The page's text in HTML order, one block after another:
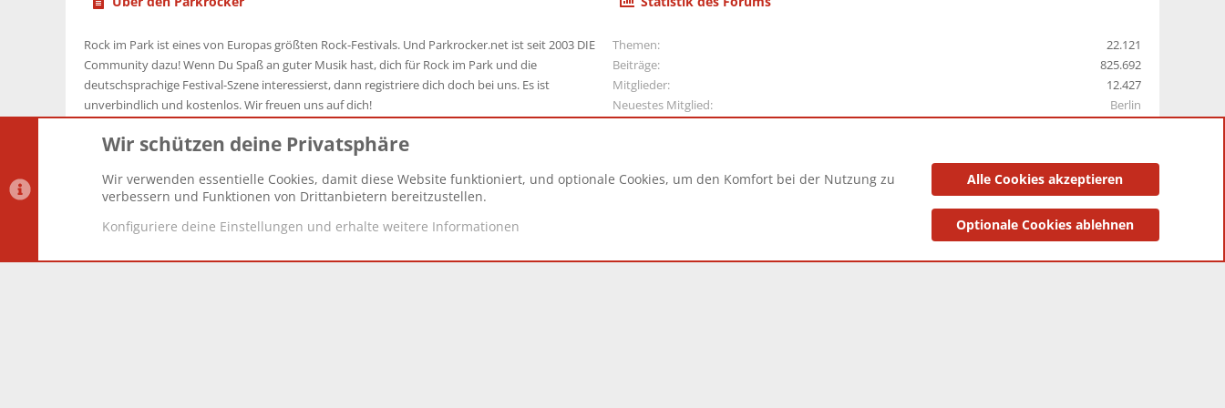
Rock im Park ist eines von Europas größten Rock-Festivals. Und Parkrocker.net ist seit 2003 DIE
Community dazu! Wenn Du Spaß an guter Musik hast, dich für Rock im Park und die
deutschsprachige Festival-Szene interessierst, dann registriere dich doch bei uns. Es ist
unverbindlich und kostenlos. Wir freuen uns auf dich!
Themen
22.121
Beiträge
825.692
Mitglieder
12.427
Neuestes Mitglied
Berlin
Datenschutz-Einstellungen PR Light Deutsch [Du] Datenschutzerklärung Impressum
Wir schützen deine Privatsphäre
Wir verwenden essentielle Cookies, damit diese Website funktioniert, und optionale Cookies, um den Komfort bei der Nutzung zu
verbessern und Funktionen von Drittanbietern bereitzustellen.
Konfiguriere deine Einstellungen und erhalte weitere Informationen
Alle Cookies akzeptieren
Optionale Cookies ablehnen